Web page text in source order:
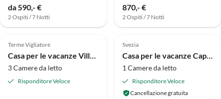
da 590,- €
2 Ospiti / 7 Notti
870,- €
2 Ospiti / 7 Notti
Alto
Terme Vigliatore
Casa per le vacanze Villa Affascinante
3 Camere da letto
Risponditore Veloce
Alto
Svezia
Casa per le vacanze Capanne nella natura in Svezia
1 Camere da letto
Risponditore Veloce
Cancellazione gratuita